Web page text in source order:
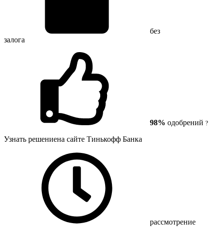
без
залога
98% одобрений ?
Узнать решениена сайте Тинькофф Банка
рассмотрение